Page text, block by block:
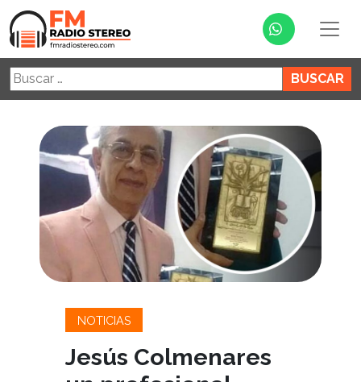
Buscar:
NOTICIAS
Jesús Colmenares